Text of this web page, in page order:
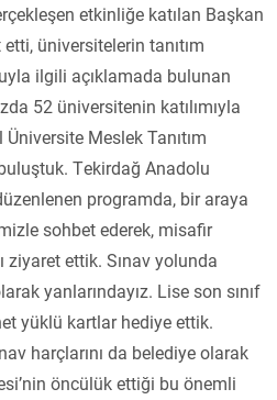
etkinliğe katılan Başkan
üniversitelerin tanıtım
ilgili açıklamada bulunan
52 üniversitenin katılımıyla
Meslek Tanıtım
Tekirdağ Anadolu
programda, bir araya
sohbet ederek, misafir
ziyaret ettik. Sınav yolunda
yanlarındayız. Lise son sınıf
yüklü kartlar hediye ettik.
harçlarını da belediye olarak
öncülük ettiği bu önemli